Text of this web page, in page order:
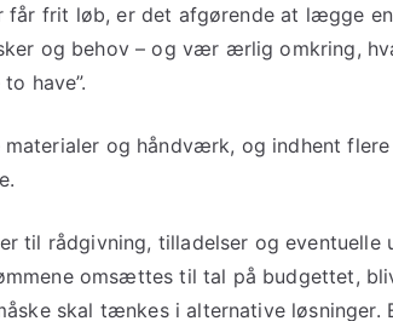
får frit løb, er det afgørende at lægge
og behov – og vær ærlig omkring,
have”.
materialer og håndværk, og indhent
til rådgivning, tilladelser og eventuelle
omsættes til tal på budgettet,
skal tænkes i alternative